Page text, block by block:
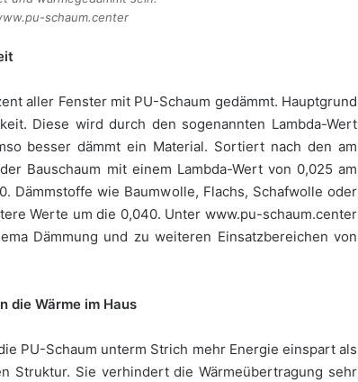
schaum.center
aller Fenster mit PU-Schaum gedämmt. Hauptgrund
Diese wird durch den sogenannten Lambda-Wert
besser dämmt ein Material. Sortiert nach den am
Bauschaum mit einem Lambda-Wert von 0,025 am
Dämmstoffe wie Baumwolle, Flachs, Schafwolle oder
Werte um die 0,040. Unter www.pu-schaum.center
Dämmung und zu weiteren Einsatzbereichen von
die Wärme im Haus
PU-Schaum unterm Strich mehr Energie einspart als
Struktur. Sie verhindert die Wärmeübertragung sehr